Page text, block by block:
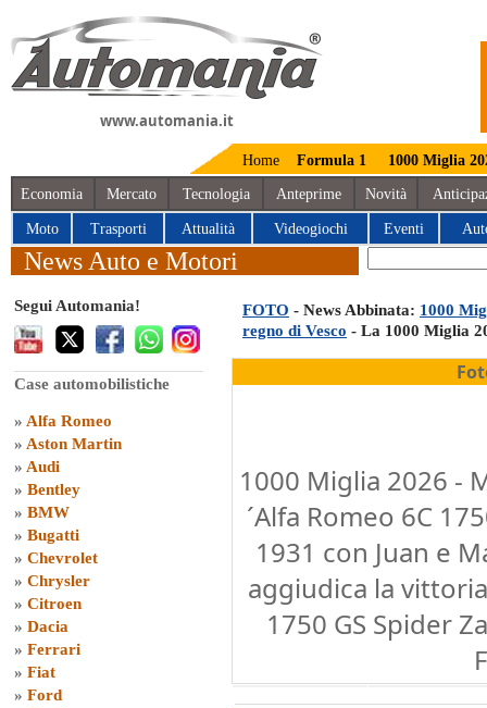
www.automania.it
Home Formula 1 1000 Miglia
Economia Mercato Tecnologia Anteprime Novità
Moto Trasporti Attualità Videogiochi Eventi
News Auto e Motori
Segui Automania!
Case automobilistiche
» Alfa Romeo
» Aston Martin
» Audi
» Bentley
» BMW
» Bugatti
» Chevrolet
» Chrysler
» Citroen
» Dacia
» Ferrari
» Fiat
» Ford
FOTO - News Abbinata: 1000
regno di Vesco - La 1000 Miglia
1000 Miglia 2026 -
´Alfa Romeo 6C
1931 con Juan e
aggiudica la
1750 GS Spider